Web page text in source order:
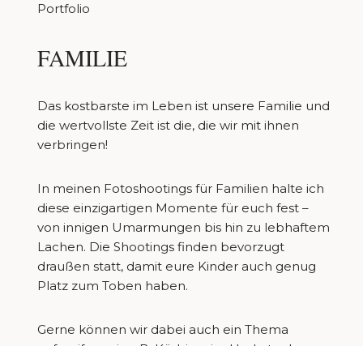
Portfolio
FAMILIE
Das kostbarste im Leben ist unsere Familie und
die wertvollste Zeit ist die, die wir mit ihnen
verbringen!
In meinen Fotoshootings für Familien halte ich
diese einzigartigen Momente für euch fest –
von innigen Umarmungen bis hin zu lebhaftem
Lachen. Die Shootings finden bevorzugt
draußen statt, damit eure Kinder auch genug
Platz zum Toben haben.
Gerne können wir dabei auch ein Thema